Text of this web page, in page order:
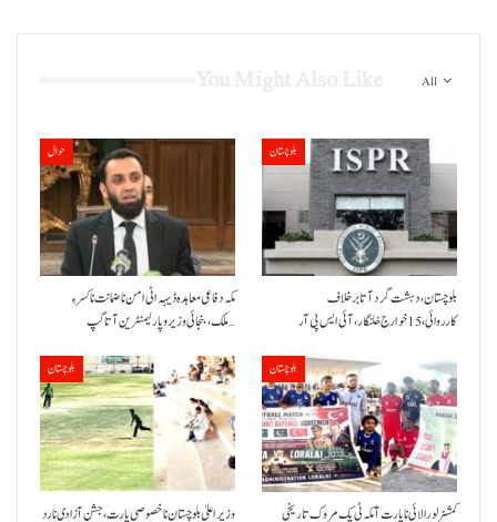
All
حوال
مکہ دفاعی معاہدہ ڈیہہ اٹی امن نا ضمانت نا کسر ءِ
ملک،بنجائی وزیر و پارلیمنٹرین آتا گپ…
بلوچستان
بلوچستان، دہشت گرد آتا برخلاف
کارروائی، 15خوارج خلنگار،آئی ایس پی آر
بلوچستان
وزیر اعلیٰ بلوچستان نا خصوصی پارت،جشن آزادی نا رد
بلوچستان
کمشنر لورالائی نا پارت آ مکہ ٹی پک مروک تاریخی